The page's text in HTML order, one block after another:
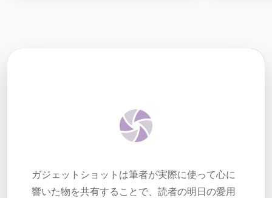
ガジェットショットは筆者が実際に使って心に
響いた物を共有することで、読者の明日の愛用